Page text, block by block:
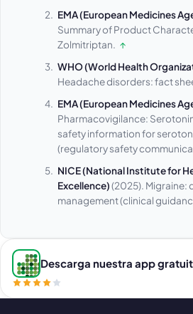
EMA (European Medicines
Summary of Product
Zolmitriptan. ↑
WHO (World Health
Headache disorders: fact
EMA (European Medicines
Pharmacovigilance:
safety information for
(regulatory safety
NICE (National Institute for
Excellence)(2025). Migraine:
management (clinical
Descarga nuestra app